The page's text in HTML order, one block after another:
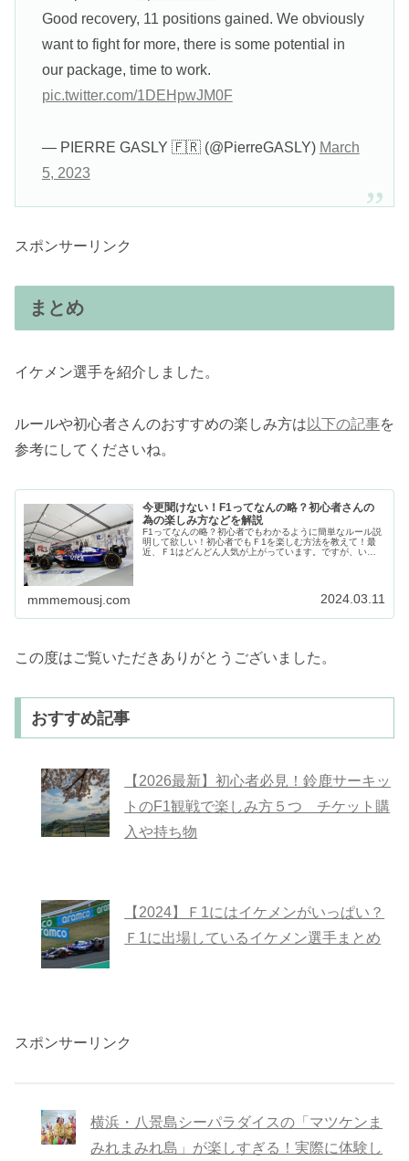
Good recovery, 11 positions gained. We obviously
want to fight for more, there is some potential in
our package, time to work.
pic.twitter.com/1DEHpwJM0F
— PIERRE GASLY 🇫🇷 (@PierreGASLY) March
5, 2023
スポンサーリンク
まとめ
イケメン選手を紹介しました。
ルールや初心者さんのおすすめの楽しみ方は 以下の記事を
参考にしてくださいね。
今更聞けない！F1ってなんの略？初心者さんの
為の楽しみ方などを解説
F1ってなんの略？初心者でもわかるように簡単なルール説
明して欲しい！初心者でもＦ1を楽しむ方法を教えて！最
近、Ｆ1はどんどん人気が上がっています。ですが、いき
mmmemousj.com 2024.03.11
この度はご覧いただきありがとうございました。
おすすめ記事
【2026最新】初心者必見！鈴鹿サーキッ
トのF1観戦で楽しみ方５つ チケット購
入や持ち物
【2024】Ｆ1にはイケメンがいっぱい？
Ｆ1に出場しているイケメン選手まとめ
スポンサーリンク
横浜・八景島シーパラダイスの「マツケンま
みれまみれ島」が楽しすぎる！実際に体験し